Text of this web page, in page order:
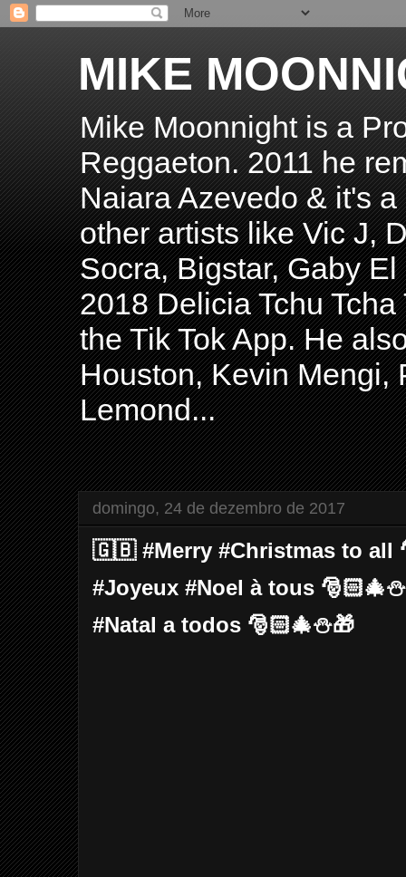
MIKE
Mike Moonnight is a
Reggaeton. 2011 he
Naiara Azevedo & it's
other artists like Vic J,
Socra, Bigstar, Gaby
2018 Delicia Tchu
the Tik Tok App. He
Houston, Kevin Mengi,
Lemond...
domingo, 24 de dezembro de 2017
🇬🇧 #Merry #Christmas to all
#Joyeux #Noel à tous
#Natal a todos 🎅🏻🎄⛄🎁